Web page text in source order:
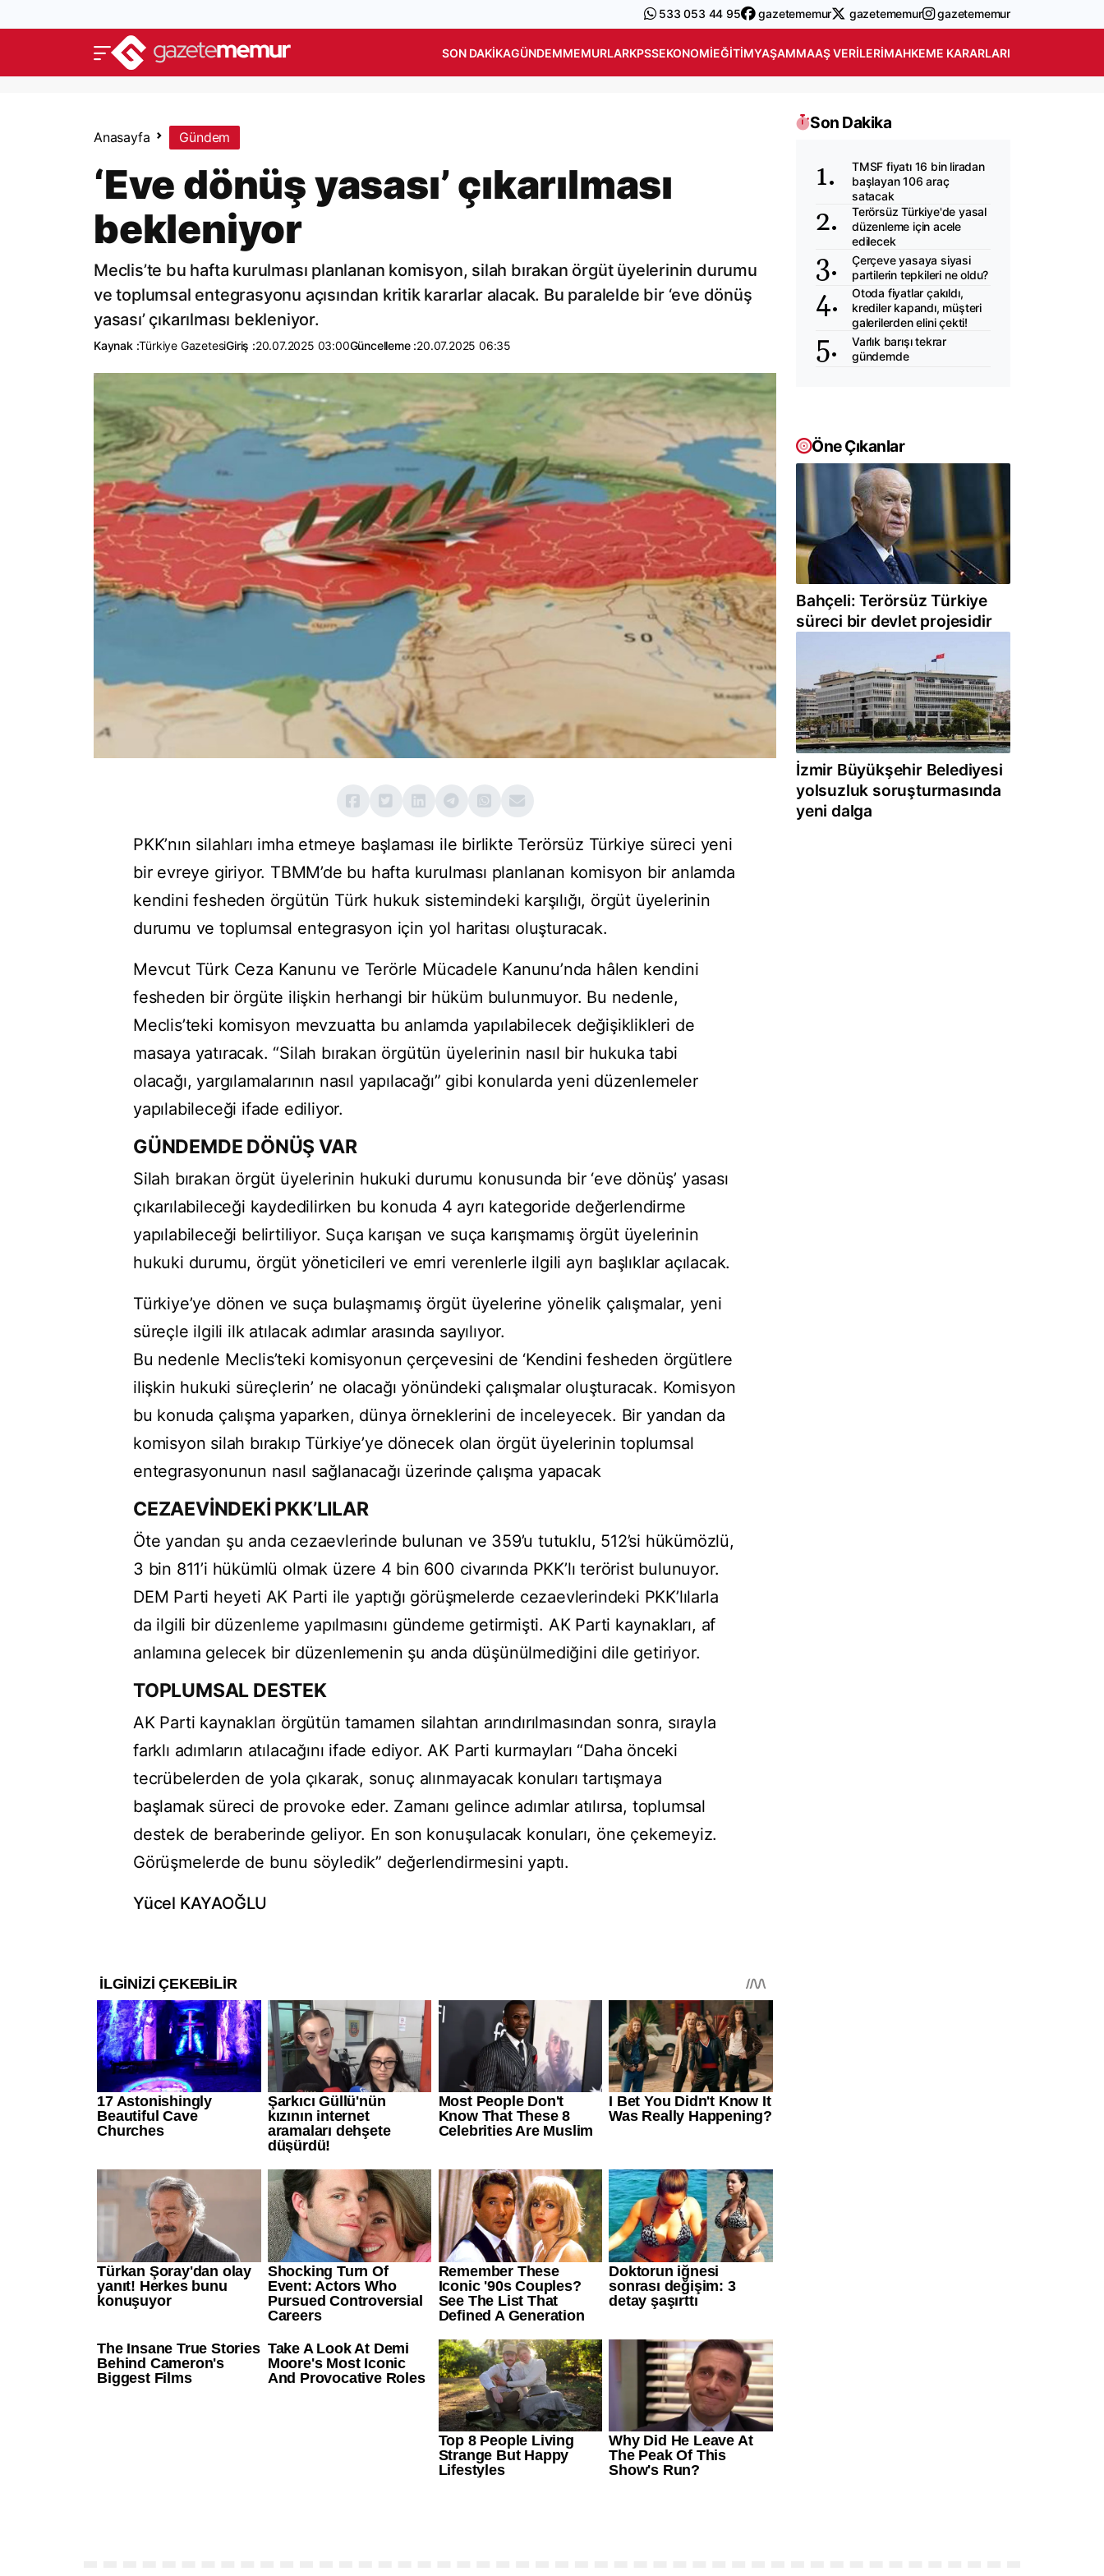
533 053 44 95 gazetememur gazetememur gazetememur
SON DAKIKAGÜNDEMMEMURLARKPSSEKONOMIEĞITIMYAŞAMMAAŞ VERILERIMAHKEME KARARLARI
Anasayfa Gündem
‘Eve dönüş yasası’ çıkarılması
bekleniyor
Meclis’te bu hafta kurulması planlanan komisyon, silah bırakan örgüt üyelerinin durumu
ve toplumsal entegrasyonu açısından kritik kararlar alacak. Bu paralelde bir ‘eve dönüş
yasası’ çıkarılması bekleniyor.
Kaynak :Türkiye GazetesiGiriş :20.07.2025 03:00Güncelleme :20.07.2025 06:35
PKK’nın silahları imha etmeye başlaması ile birlikte Terörsüz Türkiye süreci yeni
bir evreye giriyor. TBMM’de bu hafta kurulması planlanan komisyon bir anlamda
kendini fesheden örgütün Türk hukuk sistemindeki karşılığı, örgüt üyelerinin
durumu ve toplumsal entegrasyon için yol haritası oluşturacak.
Mevcut Türk Ceza Kanunu ve Terörle Mücadele Kanunu’nda hâlen kendini
fesheden bir örgüte ilişkin herhangi bir hüküm bulunmuyor. Bu nedenle,
Meclis’teki komisyon mevzuatta bu anlamda yapılabilecek değişiklikleri de
masaya yatıracak. “Silah bırakan örgütün üyelerinin nasıl bir hukuka tabi
olacağı, yargılamalarının nasıl yapılacağı” gibi konularda yeni düzenlemeler
yapılabileceği ifade ediliyor.
GÜNDEMDE DÖNÜŞ VAR
Silah bırakan örgüt üyelerinin hukuki durumu konusunda bir ‘eve dönüş’ yasası
çıkarılabileceği kaydedilirken bu konuda 4 ayrı kategoride değerlendirme
yapılabileceği belirtiliyor. Suça karışan ve suça karışmamış örgüt üyelerinin
hukuki durumu, örgüt yöneticileri ve emri verenlerle ilgili ayrı başlıklar açılacak.
Türkiye’ye dönen ve suça bulaşmamış örgüt üyelerine yönelik çalışmalar, yeni
süreçle ilgili ilk atılacak adımlar arasında sayılıyor.
Bu nedenle Meclis’teki komisyonun çerçevesini de ‘Kendini fesheden örgütlere
ilişkin hukuki süreçlerin’ ne olacağı yönündeki çalışmalar oluşturacak. Komisyon
bu konuda çalışma yaparken, dünya örneklerini de inceleyecek. Bir yandan da
komisyon silah bırakıp Türkiye’ye dönecek olan örgüt üyelerinin toplumsal
entegrasyonunun nasıl sağlanacağı üzerinde çalışma yapacak
CEZAEVİNDEKİ PKK’LILAR
Öte yandan şu anda cezaevlerinde bulunan ve 359’u tutuklu, 512’si hükümözlü,
3 bin 811’i hükümlü olmak üzere 4 bin 600 civarında PKK’lı terörist bulunuyor.
DEM Parti heyeti AK Parti ile yaptığı görüşmelerde cezaevlerindeki PKK’lılarla
da ilgili bir düzenleme yapılmasını gündeme getirmişti. AK Parti kaynakları, af
anlamına gelecek bir düzenlemenin şu anda düşünülmediğini dile getiriyor.
TOPLUMSAL DESTEK
AK Parti kaynakları örgütün tamamen silahtan arındırılmasından sonra, sırayla
farklı adımların atılacağını ifade ediyor. AK Parti kurmayları “Daha önceki
tecrübelerden de yola çıkarak, sonuç alınmayacak konuları tartışmaya
başlamak süreci de provoke eder. Zamanı gelince adımlar atılırsa, toplumsal
destek de beraberinde geliyor. En son konuşulacak konuları, öne çekemeyiz.
Görüşmelerde de bunu söyledik” değerlendirmesini yaptı.
Yücel KAYAOĞLU
Son Dakika
TMSF fiyatı 16 bin liradan
başlayan 106 araç
satacak
Terörsüz Türkiye'de yasal
düzenleme için acele
edilecek
Çerçeve yasaya siyasi
partilerin tepkileri ne oldu?
Otoda fiyatlar çakıldı,
krediler kapandı, müşteri
galerilerden elini çekti!
Varlık barışı tekrar
gündemde
Öne Çıkanlar
Bahçeli: Terörsüz Türkiye
süreci bir devlet projesidir
İzmir Büyükşehir Belediyesi
yolsuzluk soruşturmasında
yeni dalga